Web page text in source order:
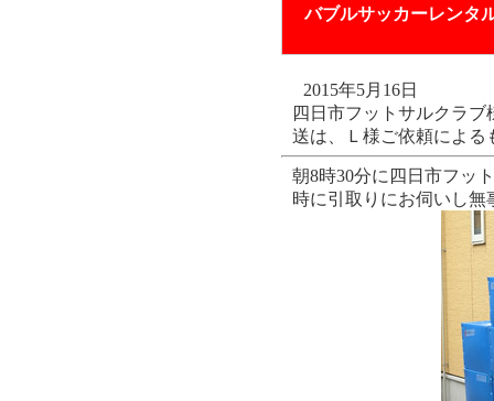
バブルサッカーレンタ
2015年5月16日
四日市フットサルクラ
送は、Ｌ様ご依頼による
朝8時30分に四日市フッ
時に引取りにお伺いし無